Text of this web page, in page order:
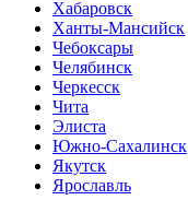
Хабаровск
Ханты-Мансийск
Чебоксары
Челябинск
Черкесск
Чита
Элиста
Южно-Сахалинск
Якутск
Ярославль